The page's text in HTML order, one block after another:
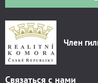
Член
Связаться с нами